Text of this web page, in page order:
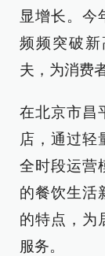
显增长。今
频频突破
夫，为消费
在北京市昌
店，通过轻
全时段运营
的餐饮生活
的特点，为
服务。